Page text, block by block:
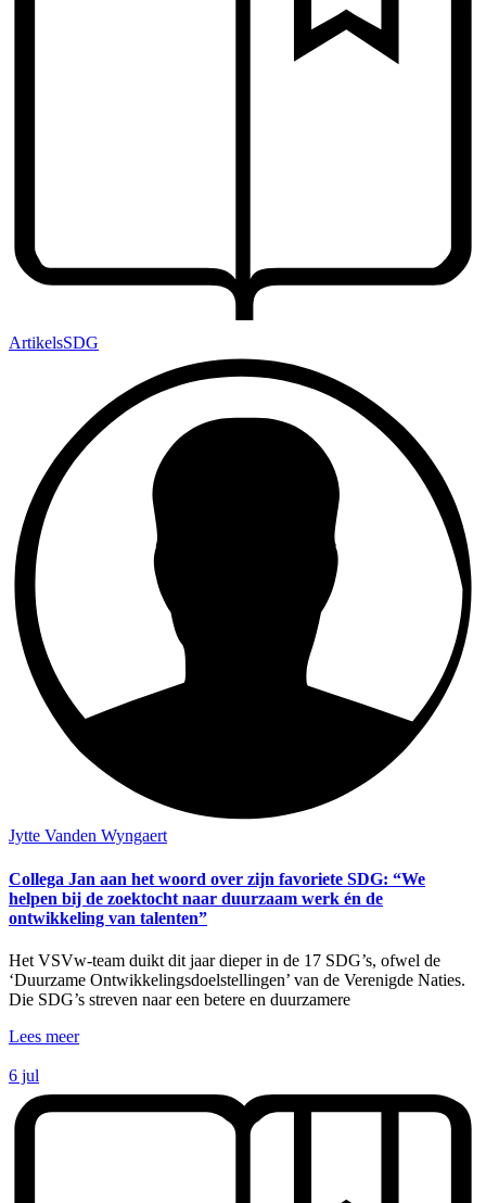
ArtikelsSDG
Jytte Vanden Wyngaert
Collega Jan aan het woord over zijn favoriete SDG: “We
helpen bij de zoektocht naar duurzaam werk én de
ontwikkeling van talenten”
Het VSVw-team duikt dit jaar dieper in de 17 SDG’s, ofwel de
‘Duurzame Ontwikkelingsdoelstellingen’ van de Verenigde Naties.
Die SDG’s streven naar een betere en duurzamere
Lees meer
6 jul